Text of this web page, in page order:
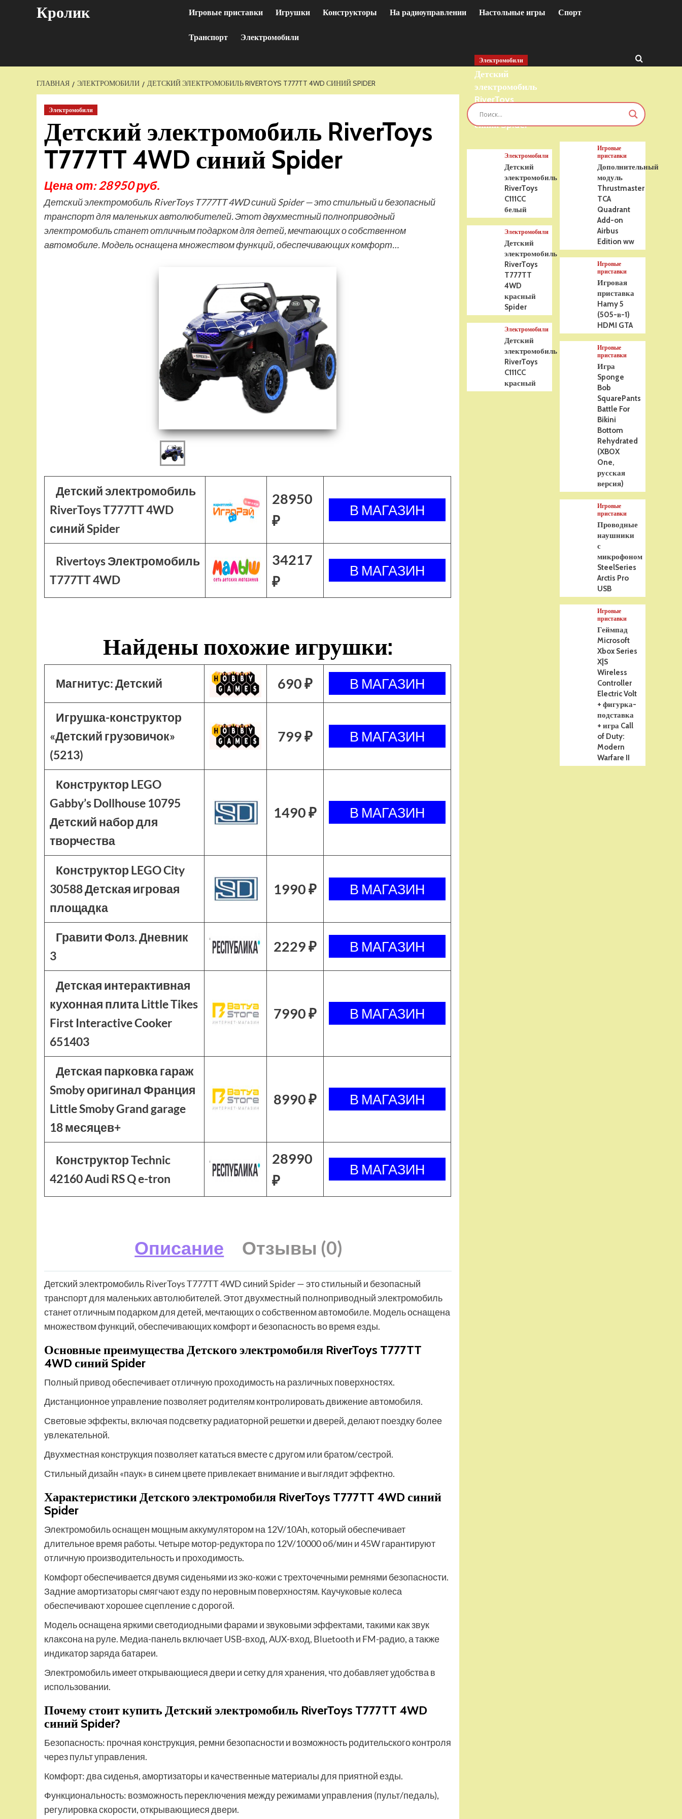
Кролик Игровые приставки Игрушки Конструкторы На радиоуправлении Настольные игры Спорт
Транспорт Электромобили
ГЛАВНАЯ ЭЛЕКТРОМОБИЛИ ДЕТСКИЙ ЭЛЕКТРОМОБИЛЬ RIVERTOYS T777TT 4WD СИНИЙ SPIDER
Электромобили
Детский электромобиль RiverToys
T777TT 4WD синий Spider
Цена от: 28950 руб.
Детский электромобиль RiverToys T777TT 4WD синий Spider — это стильный и безопасный
транспорт для маленьких автолюбителей. Этот двухместный полноприводный
электромобиль станет отличным подарком для детей, мечтающих о собственном
автомобиле. Модель оснащена множеством функций, обеспечивающих комфорт…
Детский электромобиль
RiverToys T777TT 4WD
синий Spider
28950
₽
Rivertoys Электромобиль
T777TT 4WD
34217
₽
Найдены похожие игрушки:
Магнитус: Детский 690 ₽
Игрушка-конструктор
«Детский грузовичок»
(5213)
799 ₽
Конструктор LEGO
Gabby’s Dollhouse 10795
Детский набор для
творчества
1490 ₽
Конструктор LEGO City
30588 Детская игровая
площадка
1990 ₽
Гравити Фолз. Дневник
3
2229 ₽
Детская интерактивная
кухонная плита Little Tikes
First Interactive Cooker
651403
7990 ₽
Детская парковка гараж
Smoby оригинал Франция
Little Smoby Grand garage
18 месяцев+
8990 ₽
Конструктор Technic
42160 Audi RS Q e-tron
28990
₽
Описание Отзывы (0)
Детский электромобиль RiverToys T777TT 4WD синий Spider — это стильный и безопасный
транспорт для маленьких автолюбителей. Этот двухместный полноприводный электромобиль
станет отличным подарком для детей, мечтающих о собственном автомобиле. Модель оснащена
множеством функций, обеспечивающих комфорт и безопасность во время езды.
Основные преимущества Детского электромобиля RiverToys T777TT
4WD синий Spider
Полный привод обеспечивает отличную проходимость на различных поверхностях.
Дистанционное управление позволяет родителям контролировать движение автомобиля.
Световые эффекты, включая подсветку радиаторной решетки и дверей, делают поездку более
увлекательной.
Двухместная конструкция позволяет кататься вместе с другом или братом/сестрой.
Стильный дизайн «паук» в синем цвете привлекает внимание и выглядит эффектно.
Характеристики Детского электромобиля RiverToys T777TT 4WD синий
Spider
Электромобиль оснащен мощным аккумулятором на 12V/10Ah, который обеспечивает
длительное время работы. Четыре мотор-редуктора по 12V/10000 об/мин и 45W гарантируют
отличную производительность и проходимость.
Комфорт обеспечивается двумя сиденьями из эко-кожи с трехточечными ремнями безопасности.
Задние амортизаторы смягчают езду по неровным поверхностям. Каучуковые колеса
обеспечивают хорошее сцепление с дорогой.
Модель оснащена яркими светодиодными фарами и звуковыми эффектами, такими как звук
клаксона на руле. Медиа-панель включает USB-вход, AUX-вход, Bluetooth и FM-радио, а также
индикатор заряда батареи.
Электромобиль имеет открывающиеся двери и сетку для хранения, что добавляет удобства в
использовании.
Почему стоит купить Детский электромобиль RiverToys T777TT 4WD
синий Spider?
Безопасность: прочная конструкция, ремни безопасности и возможность родительского контроля
через пульт управления.
Комфорт: два сиденья, амортизаторы и качественные материалы для приятной езды.
Функциональность: возможность переключения между режимами управления (пульт/педаль),
регулировка скорости, открывающиеся двери.
Электромобили
Детский
электромобиль
RiverToys
T777TT 4WD
синий Spider
Электромобили
Детский
электромобиль
RiverToys
C111CC
белый
Электромобили
Детский
электромобиль
RiverToys
T777TT
4WD
красный
Spider
Электромобили
Детский
электромобиль
RiverToys
C111CC
красный
Игровые
приставки
Дополнительный
модуль
Thrustmaster
TCA
Quadrant
Add-on
Airbus
Edition ww
Игровые
приставки
Игровая
приставка
Hamy 5
(505-в-1)
HDMI GTA
Игровые
приставки
Игра
Sponge
Bob
SquarePants
Battle For
Bikini
Bottom
Rehydrated
(XBOX
One,
русская
версия)
Игровые
приставки
Проводные
наушники
с
микрофоном
SteelSeries
Arctis Pro
USB
Игровые
приставки
Геймпад
Microsoft
Xbox Series
X|S
Wireless
Controller
Electric Volt
+ фигурка-
подставка
+ игра Call
of Duty:
Modern
Warfare II